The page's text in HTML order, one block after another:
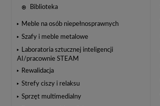
Biblioteka
Meble na osób niepełnosprawnych
Szafy i meble metalowe
Laboratoria sztucznej inteligencji
AI/pracownie STEAM
Rewalidacja
Strefy ciszy i relaksu
Sprzęt multimedialny